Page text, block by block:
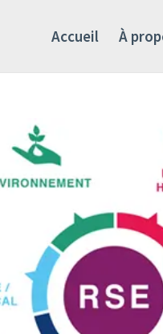
Accueil À